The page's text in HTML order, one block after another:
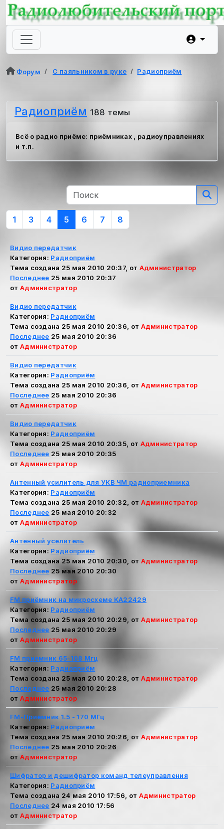
Форум С паяльником в руке Радиоприём
Радиоприём 188 темы
Всё о радио приёме: приёмниках , радиоуправлениях
и т.п.
1 3 4 5 6 7 8
Видио передатчик
Категория: Радиоприём
Тема создана 25 мая 2010 20:37, от Администратор
Последнее 25 мая 2010 20:37
от Администратор
Видио передатчик
Категория: Радиоприём
Тема создана 25 мая 2010 20:36, от Администратор
Последнее 25 мая 2010 20:36
от Администратор
Видио передатчик
Категория: Радиоприём
Тема создана 25 мая 2010 20:36, от Администратор
Последнее 25 мая 2010 20:36
от Администратор
Видио передатчик
Категория: Радиоприём
Тема создана 25 мая 2010 20:35, от Администратор
Последнее 25 мая 2010 20:35
от Администратор
Антенный усилитель для УКВ ЧМ радиоприемника
Категория: Радиоприём
Тема создана 25 мая 2010 20:32, от Администратор
Последнее 25 мая 2010 20:32
от Администратор
Антенный уселитель
Категория: Радиоприём
Тема создана 25 мая 2010 20:30, от Администратор
Последнее 25 мая 2010 20:30
от Администратор
FM приёмник на микросхеме KA22429
Категория: Радиоприём
Тема создана 25 мая 2010 20:29, от Администратор
Последнее 25 мая 2010 20:29
от Администратор
FM приемник 65-108 Мгц
Категория: Радиоприём
Тема создана 25 мая 2010 20:28, от Администратор
Последнее 25 мая 2010 20:28
от Администратор
FM-Приёмник 1.5 - 170 МГц
Категория: Радиоприём
Тема создана 25 мая 2010 20:26, от Администратор
Последнее 25 мая 2010 20:26
от Администратор
Шифратор и дешифратор команд телеуправления
Категория: Радиоприём
Тема создана 24 мая 2010 17:56, от Администратор
Последнее 24 мая 2010 17:56
от Администратор